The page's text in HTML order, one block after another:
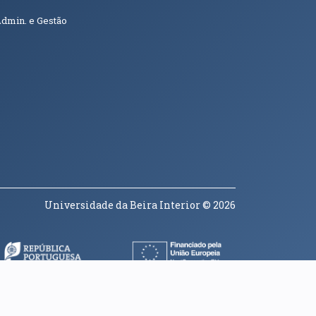
e Gestão
Universidade da Beira Interior© 2026
janela) (abre em nova janela)